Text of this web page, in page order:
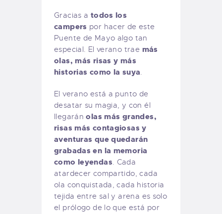
Gracias a todos los
campers por hacer de este
Puente de Mayo algo tan
especial. El verano trae más
olas, más risas y más
historias como la suya.
El verano está a punto de
desatar su magia, y con él
llegaránolas más grandes,
risas más contagiosas y
aventuras que quedarán
grabadas en la memoria
como leyendas. Cada
atardecer compartido, cada
ola conquistada, cada historia
tejida entre sal y arena es solo
el prólogo de lo que está por